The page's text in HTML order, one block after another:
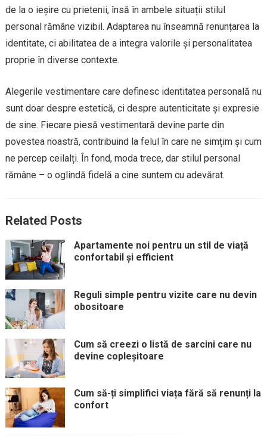
de la o ieșire cu prietenii, însă în ambele situații stilul
personal rămâne vizibil. Adaptarea nu înseamnă renunțarea la
identitate, ci abilitatea de a integra valorile și personalitatea
proprie în diverse contexte.
Alegerile vestimentare care definesc identitatea personală nu
sunt doar despre estetică, ci despre autenticitate și expresie
de sine. Fiecare piesă vestimentară devine parte din
povestea noastră, contribuind la felul în care ne simțim și cum
ne percep ceilalți. În fond, moda trece, dar stilul personal
rămâne – o oglindă fidelă a cine suntem cu adevărat.
Related Posts
Apartamente noi pentru un stil de viață
confortabil și efficient
Reguli simple pentru vizite care nu devin
obositoare
Cum să creezi o listă de sarcini care nu
devine copleșitoare
Cum să-ți simplifici viața fără să renunți la
confort